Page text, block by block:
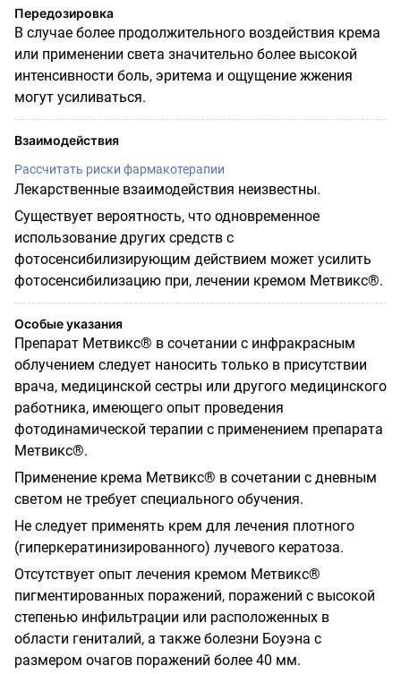
Передозировка
В случае более продолжительного воздействия крема
или применении света значительно более высокой
интенсивности боль, эритема и ощущение жжения
могут усиливаться.
Взаимодействия
Рассчитать риски фармакотерапии
Лекарственные взаимодействия неизвестны.
Существует вероятность, что одновременное
использование других средств с
фотосенсибилизирующим действием может усилить
фотосенсибилизацию при, лечении кремом Метвикс®.
Особые указания
Препарат Метвикс® в сочетании с инфракрасным
облучением следует наносить только в присутствии
врача, медицинской сестры или другого медицинского
работника, имеющего опыт проведения
фотодинамической терапии с применением препарата
Метвикс®.
Применение крема Метвикс® в сочетании с дневным
светом не требует специального обучения.
Не следует применять крем для лечения плотного
(гиперкератинизированного) лучевого кератоза.
Отсутствует опыт лечения кремом Метвикс®
пигментированных поражений, поражений с высокой
степенью инфильтрации или расположенных в
области гениталий, а также болезни Боуэна с
размером очагов поражений более 40 мм.